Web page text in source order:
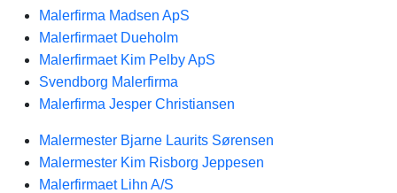
Malerfirma Madsen ApS
Malerfirmaet Dueholm
Malerfirmaet Kim Pelby ApS
Svendborg Malerfirma
Malerfirma Jesper Christiansen
Malermester Bjarne Laurits Sørensen
Malermester Kim Risborg Jeppesen
Malerfirmaet Lihn A/S